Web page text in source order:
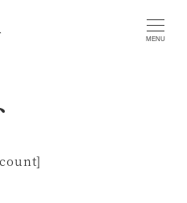
MENU